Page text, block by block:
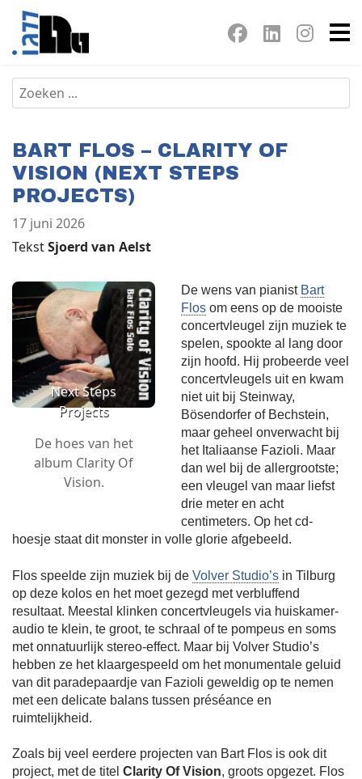
BART FLOS – CLARITY OF
VISION (NEXT STEPS
PROJECTS)
17 juni 2026
TekstSjoerd van Aelst
Next Steps
Projects
De hoes van het
album Clarity Of
Vision.
De wens van pianist Bart
Flos om eens op de mooiste
concertvleugel zijn muziek te
spelen, spookte al lang door
zijn hoofd. Hij probeerde veel
concertvleugels uit en kwam
niet uit bij Steinway,
Bösendorfer of Bechstein,
maar geheel onverwacht bij
het Italiaanse Fazioli. Maar
dan wel bij de allergrootste;
een vleugel van maar liefst
drie meter en acht
centimeters. Op het cd-
hoesje staat dit monster in volle glorie afgebeeld.
Flos speelde zijn muziek bij de Volver Studio’s in Tilburg
op deze kolos en het moet gezegd met verbluffend
resultaat. Meestal klinken concertvleugels via huiskamer-
audio te klein, te groot, te schraal of te pompeus en soms
met onnatuurlijk stereo-effect. Maar bij Volver Studio’s
hebben ze het klaargespeeld om het monumentale geluid
van dit paradepaardje van Fazioli geweldig op te nemen
met een delicate balans tussen préséance en
ruimtelijkheid.
Zoals bij veel eerdere projecten van Bart Flos is ook dit
project, met de titel Clarity Of Vision, groots opgezet. Flos